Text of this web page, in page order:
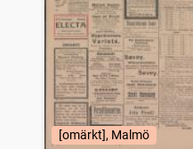
träffar
träffar
Rösträtt för kvinnor
träffar
Tidevarvet
träffar
Hertha
träffar
[omärkt], Malmö